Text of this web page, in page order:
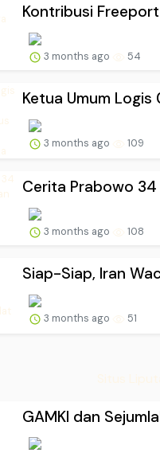
Kontribusi Freeport
3 months ago 54
Ketua Umum Logis
3 months ago 109
Cerita Prabowo 34
3 months ago 108
Siap-Siap, Iran
3 months ago 51
GAMKI dan